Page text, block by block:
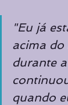
"Eu já
acima do
durante
quando